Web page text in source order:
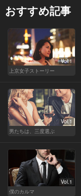
おすすめ記事
Vol.1
上京女子ストーリー
Vol.1
男たちは、三度選ぶ
Vol.1
僕のカルマ